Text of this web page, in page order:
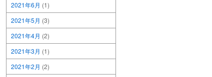
2021年6月 (1)
2021年5月 (3)
2021年4月 (2)
2021年3月 (1)
2021年2月 (2)